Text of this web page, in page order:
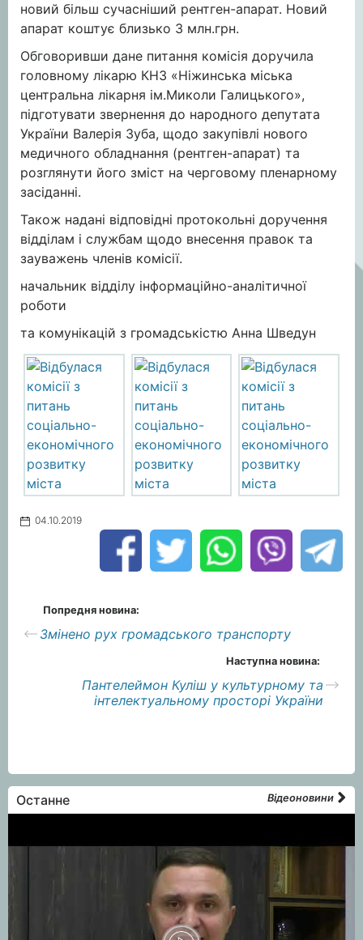
новий більш сучасніший рентген-апарат. Новий
апарат коштує близько 3 млн.грн.
Обговоривши дане питання комісія доручила
головному лікарю КНЗ «Ніжинська міська
центральна лікарня ім.Миколи Галицького»,
підготувати звернення до народного депутата
України Валерія Зуба, щодо закупівлі нового
медичного обладнання (рентген-апарат) та
розглянути його зміст на черговому пленарному
засіданні.
Також надані відповідні протокольні доручення
відділам і службам щодо внесення правок та
зауважень членів комісії.
начальник відділу інформаційно-аналітичної
роботи
та комунікацій з громадськістю Анна Шведун
04.10.2019
Попредня новина:
Змінено рух громадського транспорту
Наступна новина:
Пантелеймон Куліш у культурному та
інтелектуальному просторі України
Останне Відеоновини